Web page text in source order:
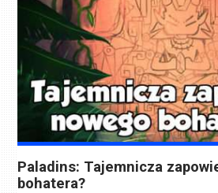
Paladins: Tajemnicza
bohatera?